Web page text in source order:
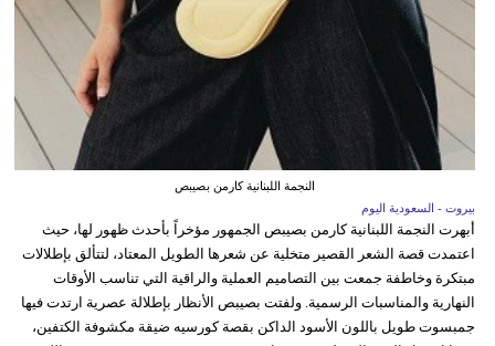
النجمة اللبنانية كارمن بصيبص
بيروت - السعودية اليوم
أبهرت النجمة اللبنانية كارمن بصيبص الجمهور مؤخراً بأحدث ظهور لها، حيث
اعتمدت قصة الشعر القصير متخلية عن شعرها الطويل المعتاد، لتتألق بإطلالات
مبتكرة وخاطفة جمعت بين التصاميم العملية والراقية التي تناسب الأوقات
النهارية والمناسبات الرسمية. ولفتت بصيبص الأنظار بإطلالة عصرية ارتدت فيها
جمبسوت طويل باللون الأسود الداكن بقصة كورسيه ضيقة مكشوفة الكتفين،